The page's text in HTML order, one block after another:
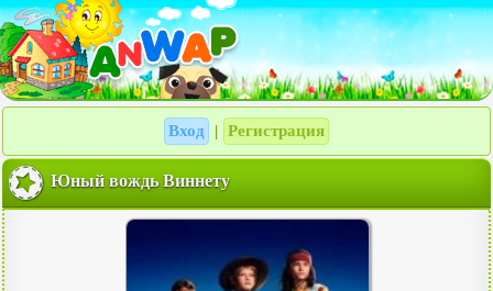
Вход Регистрация
Юный вождь Виннету